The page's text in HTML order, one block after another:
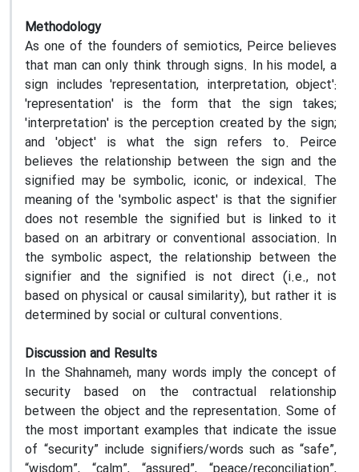
Methodology
As one of the founders of semiotics, Peirce believes
that man can only think through signs. In his model, a
sign includes 'representation, interpretation, object':
'representation' is the form that the sign takes;
'interpretation' is the perception created by the sign;
and 'object' is what the sign refers to. Peirce
believes the relationship between the sign and the
signified may be symbolic, iconic, or indexical. The
meaning of the 'symbolic aspect' is that the signifier
does not resemble the signified but is linked to it
based on an arbitrary or conventional association. In
the symbolic aspect, the relationship between the
signifier and the signified is not direct (i.e., not
based on physical or causal similarity), but rather it is
determined by social or cultural conventions.
Discussion and Results
In the Shahnameh, many words imply the concept of
security based on the contractual relationship
between the object and the representation. Some of
the most important examples that indicate the issue
of “security” include signifiers/words such as “safe”,